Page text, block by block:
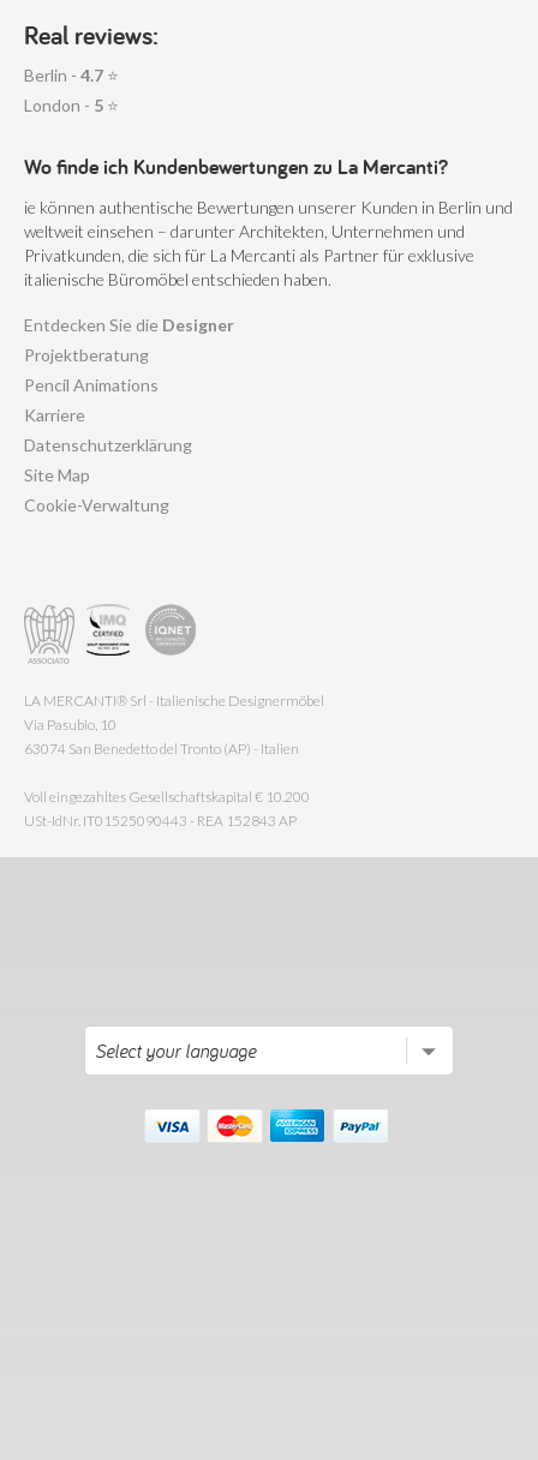
Real reviews:
Berlin - 4.7 ⭐
London - 5 ⭐
Wo finde ich Kundenbewertungen zu La Mercanti?
ie können authentische Bewertungen unserer Kunden in Berlin und
weltweit einsehen – darunter Architekten, Unternehmen und
Privatkunden, die sich für La Mercanti als Partner für exklusive
italienische Büromöbel entschieden haben.
Entdecken Sie die Designer
Projektberatung
Pencil Animations
Karriere
Datenschutzerklärung
Site Map
Cookie-Verwaltung
LA MERCANTI® Srl - Italienische Designermöbel
Via Pasubio, 10
63074 San Benedetto del Tronto (AP) - Italien
Voll eingezahltes Gesellschaftskapital € 10.200
USt-IdNr. IT01525090443 - REA 152843 AP